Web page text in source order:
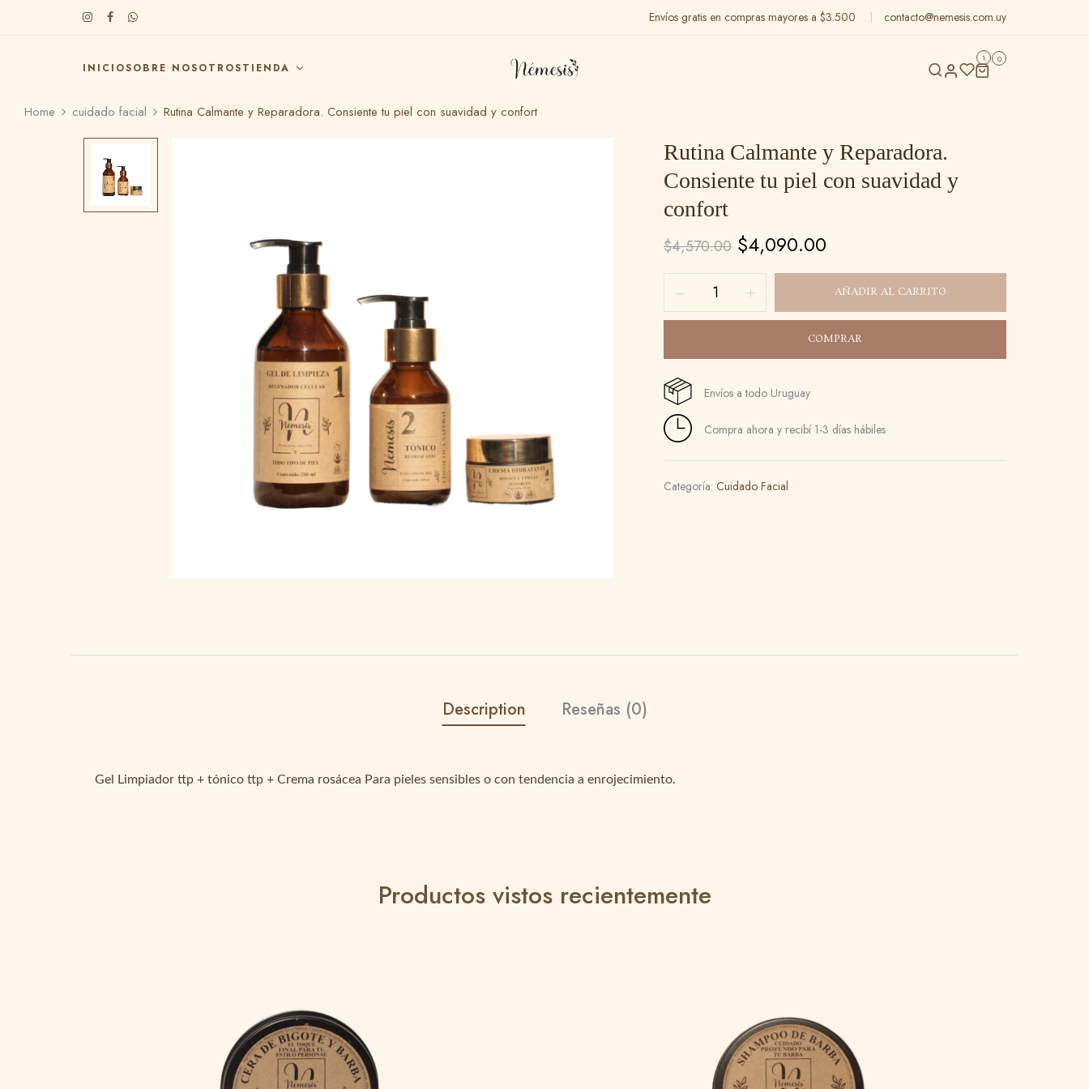
Envíos gratis en compras mayores a $3.500 contacto@nemesis.com.uy
INICIOSOBRE NOSOTROSTIENDA
1 0
Home cuidado facial Rutina Calmante y Reparadora. Consiente tu piel con suavidad y confort
Rutina Calmante y Reparadora.
Consiente tu piel con suavidad y
confort
$4,570.00 $4,090.00
AÑADIR AL CARRITO
COMPRAR
Envíos a todo Uruguay
Compra ahora y recibí 1-3 días hábiles
Categoría: Cuidado Facial
Description Reseñas (0)
Gel Limpiador ttp + tónico ttp + Crema rosácea Para pieles sensibles o con tendencia a enrojecimiento.
Productos vistos recientemente